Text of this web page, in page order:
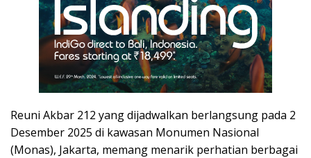
Reuni Akbar 212 yang dijadwalkan berlangsung pada 2
Desember 2025 di kawasan Monumen Nasional
(Monas), Jakarta, memang menarik perhatian berbagai